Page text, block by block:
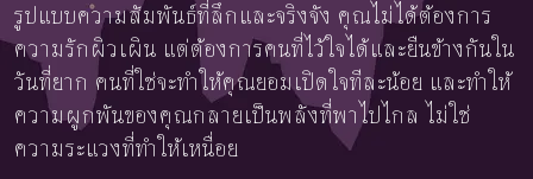
รูปแบบความสัมพันธ์ที่ลึกและจริงจัง คุณไม่ได้ต้องการ
ความรักผิวเผิน แต่ต้องการคนที่ไว้ใจได้และยืนข้างกันใน
วันที่ยาก คนที่ใช่จะทำให้คุณยอมเปิดใจทีละน้อย และทำให้
ความผูกพันของคุณกลายเป็นพลังที่พาไปไกล ไม่ใช่
ความระแวงที่ทำให้เหนื่อย